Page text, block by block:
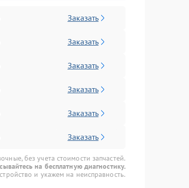
Заказать
Заказать
Заказать
Заказать
Заказать
Заказать
без учета стоимости запчастей.
на бесплатную диагностику.
и укажем на неисправность.